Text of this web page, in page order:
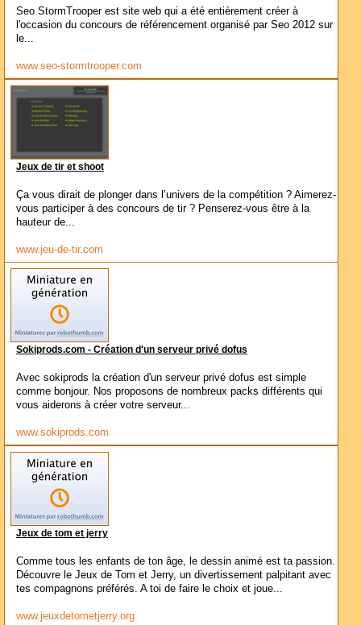
Seo StormTrooper est site web qui a été entièrement créer à
l'occasion du concours de référencement organisé par Seo 2012 sur
le...
www.seo-stormtrooper.com
Jeux de tir et shoot
Ça vous dirait de plonger dans l’univers de la compétition ? Aimerez-
vous participer à des concours de tir ? Penserez-vous être à la
hauteur de...
www.jeu-de-tir.com
Sokiprods.com - Création d'un serveur privé dofus
Avec sokiprods la création d'un serveur privé dofus est simple
comme bonjour. Nos proposons de nombreux packs différents qui
vous aiderons à créer votre serveur...
www.sokiprods.com
Jeux de tom et jerry
Comme tous les enfants de ton âge, le dessin animé est ta passion.
Découvre le Jeux de Tom et Jerry, un divertissement palpitant avec
tes compagnons préférés. A toi de faire le choix et joue...
www.jeuxdetometjerry.org